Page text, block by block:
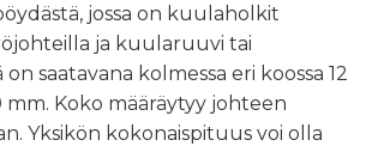
jossa on kuulaholkit
ja kuularuuvi tai
saatavana kolmessa eri koossa 12
mm. Koko määräytyy johteen
Yksikön kokonaispituus voi olla